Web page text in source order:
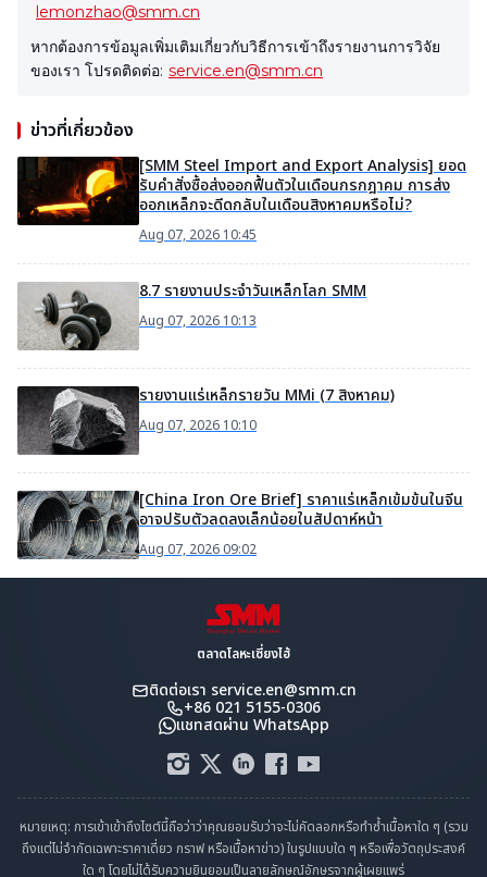
lemonzhao@smm.cn
หากต้องการข้อมูลเพิ่มเติมเกี่ยวกับวิธีการเข้าถึงรายงานการวิจัย
ของเรา โปรดติดต่อ: service.en@smm.cn
ข่าวที่เกี่ยวข้อง
[SMM Steel Import and Export Analysis] ยอด
รับคำสั่งซื้อส่งออกฟื้นตัวในเดือนกรกฎาคม การส่ง
ออกเหล็กจะดีดกลับในเดือนสิงหาคมหรือไม่?
Aug 07, 2026 10:45
8.7 รายงานประจำวันเหล็กโลก SMM
Aug 07, 2026 10:13
รายงานแร่เหล็กรายวัน MMi (7 สิงหาคม)
Aug 07, 2026 10:10
[China Iron Ore Brief] ราคาแร่เหล็กเข้มข้นในจีน
อาจปรับตัวลดลงเล็กน้อยในสัปดาห์หน้า
Aug 07, 2026 09:02
ตลาดโลหะเซี่ยงไฮ้
ติดต่อเรา service.en@smm.cn
+86 021 5155-0306
แชทสดผ่าน WhatsApp
หมายเหตุ: การเข้าเข้าถึงไซต์นี้ถือว่าว่าคุณยอมรับว่าจะไม่คัดลอกหรือทำซ้ำเนื้อหาใด ๆ (รวม
ถึงแต่ไม่จำกัดเฉพาะราคาเดี่ยว กราฟ หรือเนื้อหาข่าว) ในรูปแบบใด ๆ หรือเพื่อวัตถุประสงค์
ใด ๆ โดยไม่ได้รับความยินยอมเป็นลายลักษณ์อักษรจากผู้เผยแพร่